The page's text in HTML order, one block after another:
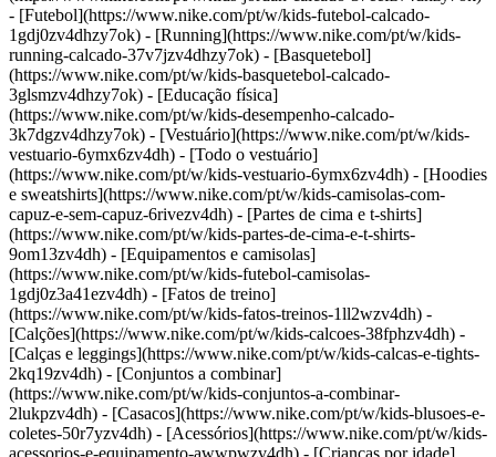
- [Futebol](https://www.nike.com/pt/w/kids-futebol-calcado-
1gdj0zv4dhzy7ok) - [Running](https://www.nike.com/pt/w/kids-
running-calcado-37v7jzv4dhzy7ok) - [Basquetebol]
(https://www.nike.com/pt/w/kids-basquetebol-calcado-
3glsmzv4dhzy7ok) - [Educação física]
(https://www.nike.com/pt/w/kids-desempenho-calcado-
3k7dgzv4dhzy7ok) - [Vestuário](https://www.nike.com/pt/w/kids-
vestuario-6ymx6zv4dh) - [Todo o vestuário]
(https://www.nike.com/pt/w/kids-vestuario-6ymx6zv4dh) - [Hoodies
e sweatshirts](https://www.nike.com/pt/w/kids-camisolas-com-
capuz-e-sem-capuz-6rivezv4dh) - [Partes de cima e t-shirts]
(https://www.nike.com/pt/w/kids-partes-de-cima-e-t-shirts-
9om13zv4dh) - [Equipamentos e camisolas]
(https://www.nike.com/pt/w/kids-futebol-camisolas-
1gdj0z3a41ezv4dh) - [Fatos de treino]
(https://www.nike.com/pt/w/kids-fatos-treinos-1ll2wzv4dh) -
[Calções](https://www.nike.com/pt/w/kids-calcoes-38fphzv4dh) -
[Calças e leggings](https://www.nike.com/pt/w/kids-calcas-e-tights-
2kq19zv4dh) - [Conjuntos a combinar]
(https://www.nike.com/pt/w/kids-conjuntos-a-combinar-
2lukpzv4dh) - [Casacos](https://www.nike.com/pt/w/kids-blusoes-e-
coletes-50r7yzv4dh) - [Acessórios](https://www.nike.com/pt/w/kids-
acessorios-e-equipamento-awwpwzv4dh) - [Crianças por idade]